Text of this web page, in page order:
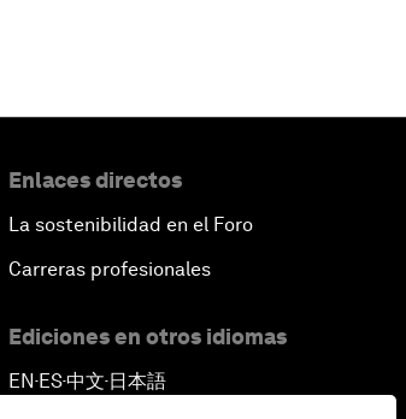
Enlaces directos
La sostenibilidad en el Foro
Carreras profesionales
Ediciones en otros idiomas
EN ▪ ES▪中文▪ 日本語